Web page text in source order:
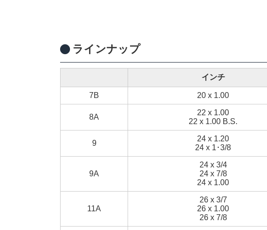
ラインナップ
インチ
7B 20 x 1.00
8A
22 x 1.00
22 x 1.00 B.S.
9
24 x 1.20
24 x 1･3/8
9A
24 x 3/4
24 x 7/8
24 x 1.00
11A
26 x 3/7
26 x 1.00
26 x 7/8